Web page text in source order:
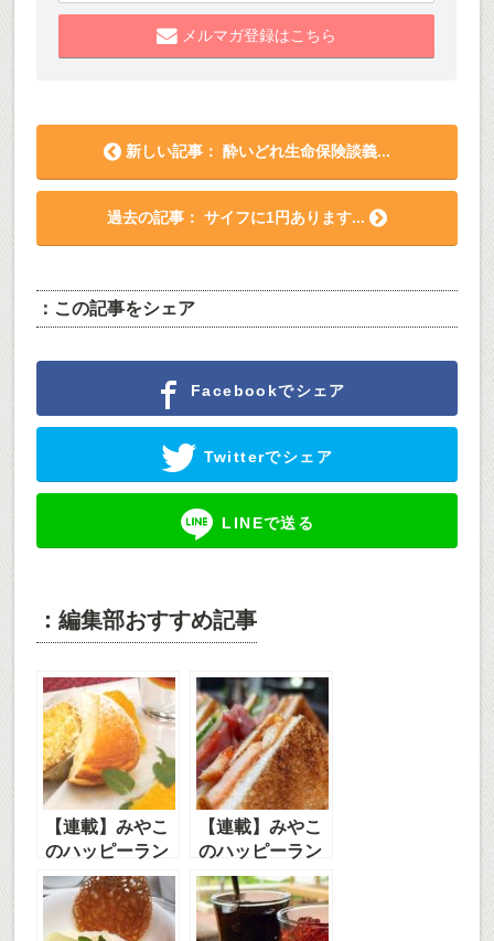
メルマガ登録はこちら
新しい記事： 酔いどれ生命保険談義...
過去の記事： サイフに1円あります...
：この記事をシェア
Facebookでシェア
Twitterでシェア
LINEで送る
：編集部おすすめ記事
【連載】みやこ
のハッピーラン
チ 第3回
【連載】みやこ
のハッピーラン
チ 第1回